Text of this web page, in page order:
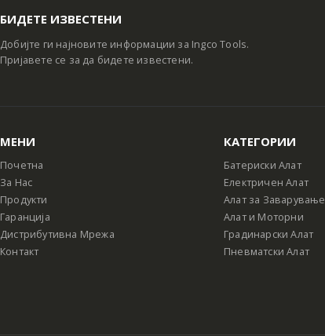
БИДЕТЕ ИЗВЕСТЕНИ
Добијте ги најновите информации за Ingco Tools.
Пријавете се за да бидете известени.
МЕНИ
Почетна
За Нас
Продукти
Гаранција
Дистрибутивна Мрежа
Контакт
КАТЕГОРИИ
Батериски Алат
Електричен Алат
Алат за Заварување
Алат и Моторни
Градинарски Алат
Пневматски Алат